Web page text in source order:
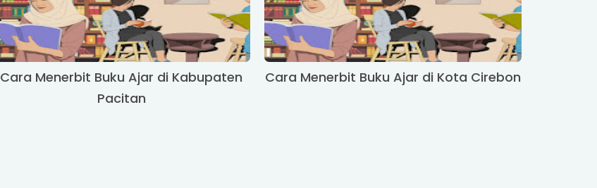
Cara Menerbit Buku Ajar di Kabupaten
Pacitan
Cara Menerbit Buku Ajar di Kota Cirebon